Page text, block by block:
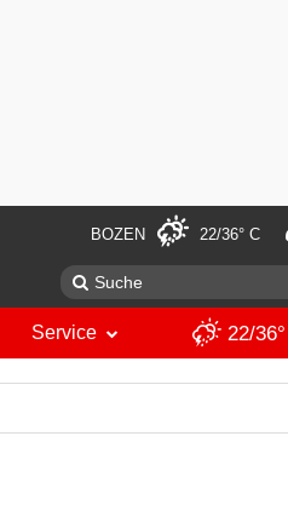
BOZEN 22/36° C
Service 22/